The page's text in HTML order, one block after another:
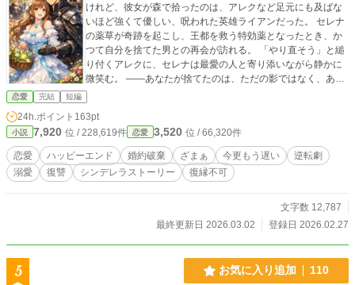
けれど、彼女が森で拾ったのは、アレクなど足元にも及ばな
いほど強くて優しい、呪われた英雄ライアンだった。 セレナ
の薬草が奇跡を起こし、王都を救う特効薬となったとき、か
つて自分を捨てた男との再会が訪れる。 「やり直そう」と縋
り付くアレクに、セレナは最愛の人と寄り添いながら静かに
微笑む。 ――あなたが捨てたのは、ただの影ではなく、あな
たの未来そのものだったのですよ。
恋愛 完結 短編
24h.ポイント 163pt
小説 7,920 位 / 228,619件 恋愛 3,520 位 / 66,320件
恋愛 ハッピーエンド 婚約破棄 ざまぁ 今更もう遅い
逆転劇
溺愛
復讐 シンデレラストーリー 復縁不可
文字数 12,787
最終更新日 2026.03.02
登録日 2026.02.27
5 お気に入り追加 110